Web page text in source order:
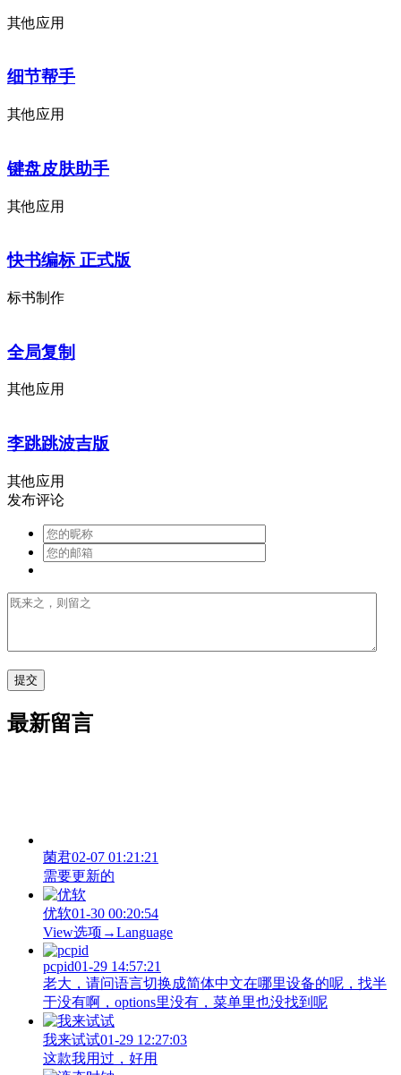
其他应用
细节帮手
其他应用
键盘皮肤助手
其他应用
快书编标 正式版
标书制作
全局复制
其他应用
李跳跳波吉版
其他应用
发布评论
最新留言
菌君02-07 01:21:21
需要更新的
优软01-30 00:20:54
View‌选项→Language
pcpid01-29 14:57:21
老大，请问语言切换成简体中文在哪里设备的呢，找半
于没有啊，options里没有，菜单里也没找到呢
我来试试01-29 12:27:03
这款我用过，好用